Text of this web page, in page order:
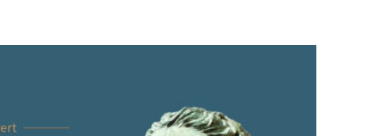
der Sonne“ ab 03.